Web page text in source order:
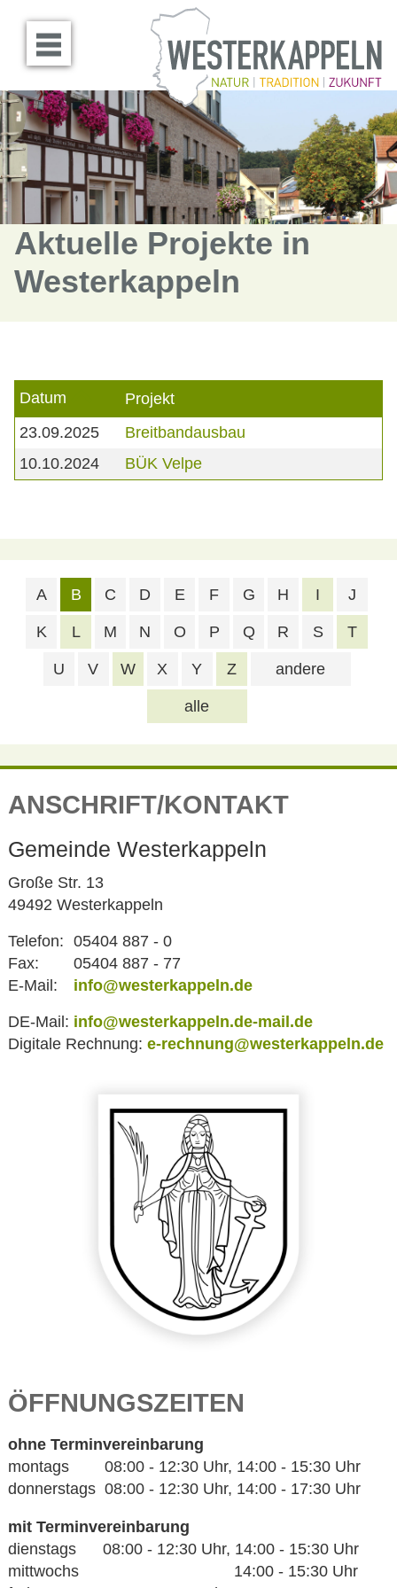
Menü öffnen
Aktuelle Projekte in
Westerkappeln
Datum
Projekt
23.09.2025
Breitbandausbau
10.10.2024
BÜK Velpe
alle
A B C D E F G H I J
K L M N O P Q R S T
U V W X Y Z andere
ANSCHRIFT/KONTAKT
Gemeinde Westerkappeln
Große Str. 13
49492 Westerkappeln
Telefon: 05404 887 - 0
Fax:
05404 887 - 77
E-Mail:
info@westerkappeln.de
DE-Mail: info@westerkappeln.de-mail.de
Digitale Rechnung: e-rechnung@westerkappeln.de
ÖFFNUNGSZEITEN
ohne Terminvereinbarung
montags 08:00 - 12:30 Uhr, 14:00 - 15:30 Uhr
donnerstags 08:00 - 12:30 Uhr, 14:00 - 17:30 Uhr
mit Terminvereinbarung
dienstags 08:00 - 12:30 Uhr, 14:00 - 15:30 Uhr
mittwochs 14:00 - 15:30 Uhr